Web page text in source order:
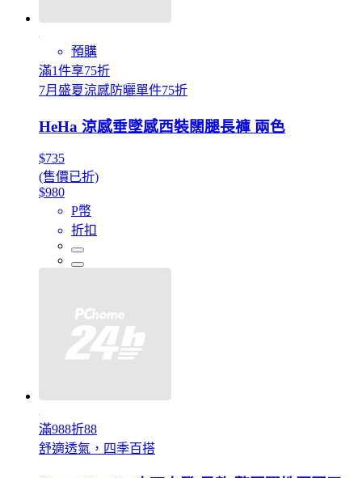
預購
滿1件享75折
7月盛夏涼感防曬單件75折
HeHa 涼感垂墜感西裝闊腿長褲 兩色
$735
(售價已折)
$980
P幣
折扣
滿988折88
舒適透氣，四季百搭